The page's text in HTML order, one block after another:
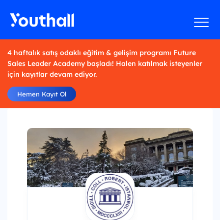
4 haftalık satış odaklı eğitim & gelişim programı Future
Sales Leader Academy başladı! Halen katılmak isteyenler
için kayıtlar devam ediyor.
Hemen Kayıt Ol